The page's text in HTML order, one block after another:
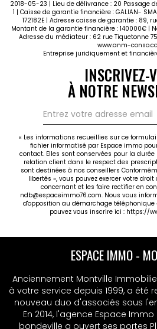
2018-05-23 | Lieu de délivrance : 20 Passage
1 | Caisse de garantie financière : GALIAN-
172182E | Adresse caisse de garantie : 89,
Montant de la garantie financière : 140000€ |
Adresse du médiateur : 62 rue Tiquetonne
www.anm-
Entreprise juridiquement et
INSCRIVEZ-
À NOTRE
« Les informations recueillies sur ce
fichier informatisé par Espace immo
contact. Elles sont conservées pour la
relation client dans le respect des
sont destinées à nos conseillers
libertés », vous pouvez exercer votre
concernant et les faire rectifier en
ndb@espaceimmo76.com. Nous vous
d'opposition au démarchage téléphonique
pouvez vous inscrire ici : https://
ESPACE IMMO
Anciennement Montville
à votre service depuis 1999, a été
nouveau duo d'associés sous
En 2014, l'agence Espace
bondeville a ouvert ses portes